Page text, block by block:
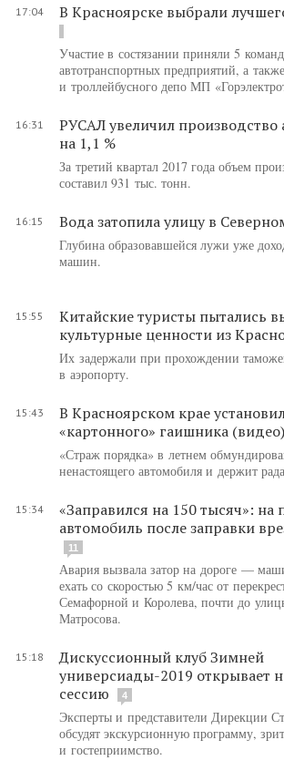
17:04 В Красноярске выбрали
Участие в состязании приняли 5
автотранспортных предприятий, а
и троллейбусного депо МП
16:31
РУСАЛ увеличил
на 1,1 %
За третий квартал 2017 года объем
составил 931 тыс. тонн.
16:15 Вода затопила улицу в
Глубина образовавшейся лужи уже
машин.
15:55
Китайские туристы пытались
культурные ценности из
Их задержали при прохождении
в аэропорту.
15:43
В Красноярском крае
«картонного» гаишника (видео)
«Страж порядка» в летнем
ненастоящего автомобиля и держит
15:34
«Заправился на 150 тысяч»: на
автомобиль после заправки
11
Авария вызвала затор на дороге —
ехать со скоростью 5 км/час от
Семафорной и Королева, почти до
Матросова.
15:18
Дискуссионный клуб Зимней
универсиады-2019 открывает
сессию
4
Эксперты и представители Дирекции
обсудят экскурсионную программу,
и гостеприимство.